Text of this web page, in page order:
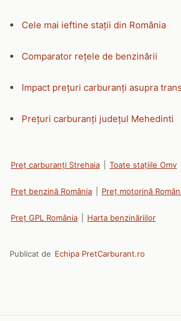
Cele mai ieftine stații din România
Comparator rețele de benzinării
Impact prețuri carburanți asupra
Prețuri carburanți județul Mehedinti
Preț carburanți Strehaia Toate stațiile Omv
Preț benzină România Preț motorină
Preț GPL România Harta benzinăriilor
Publicat de Echipa PretCarburant.ro